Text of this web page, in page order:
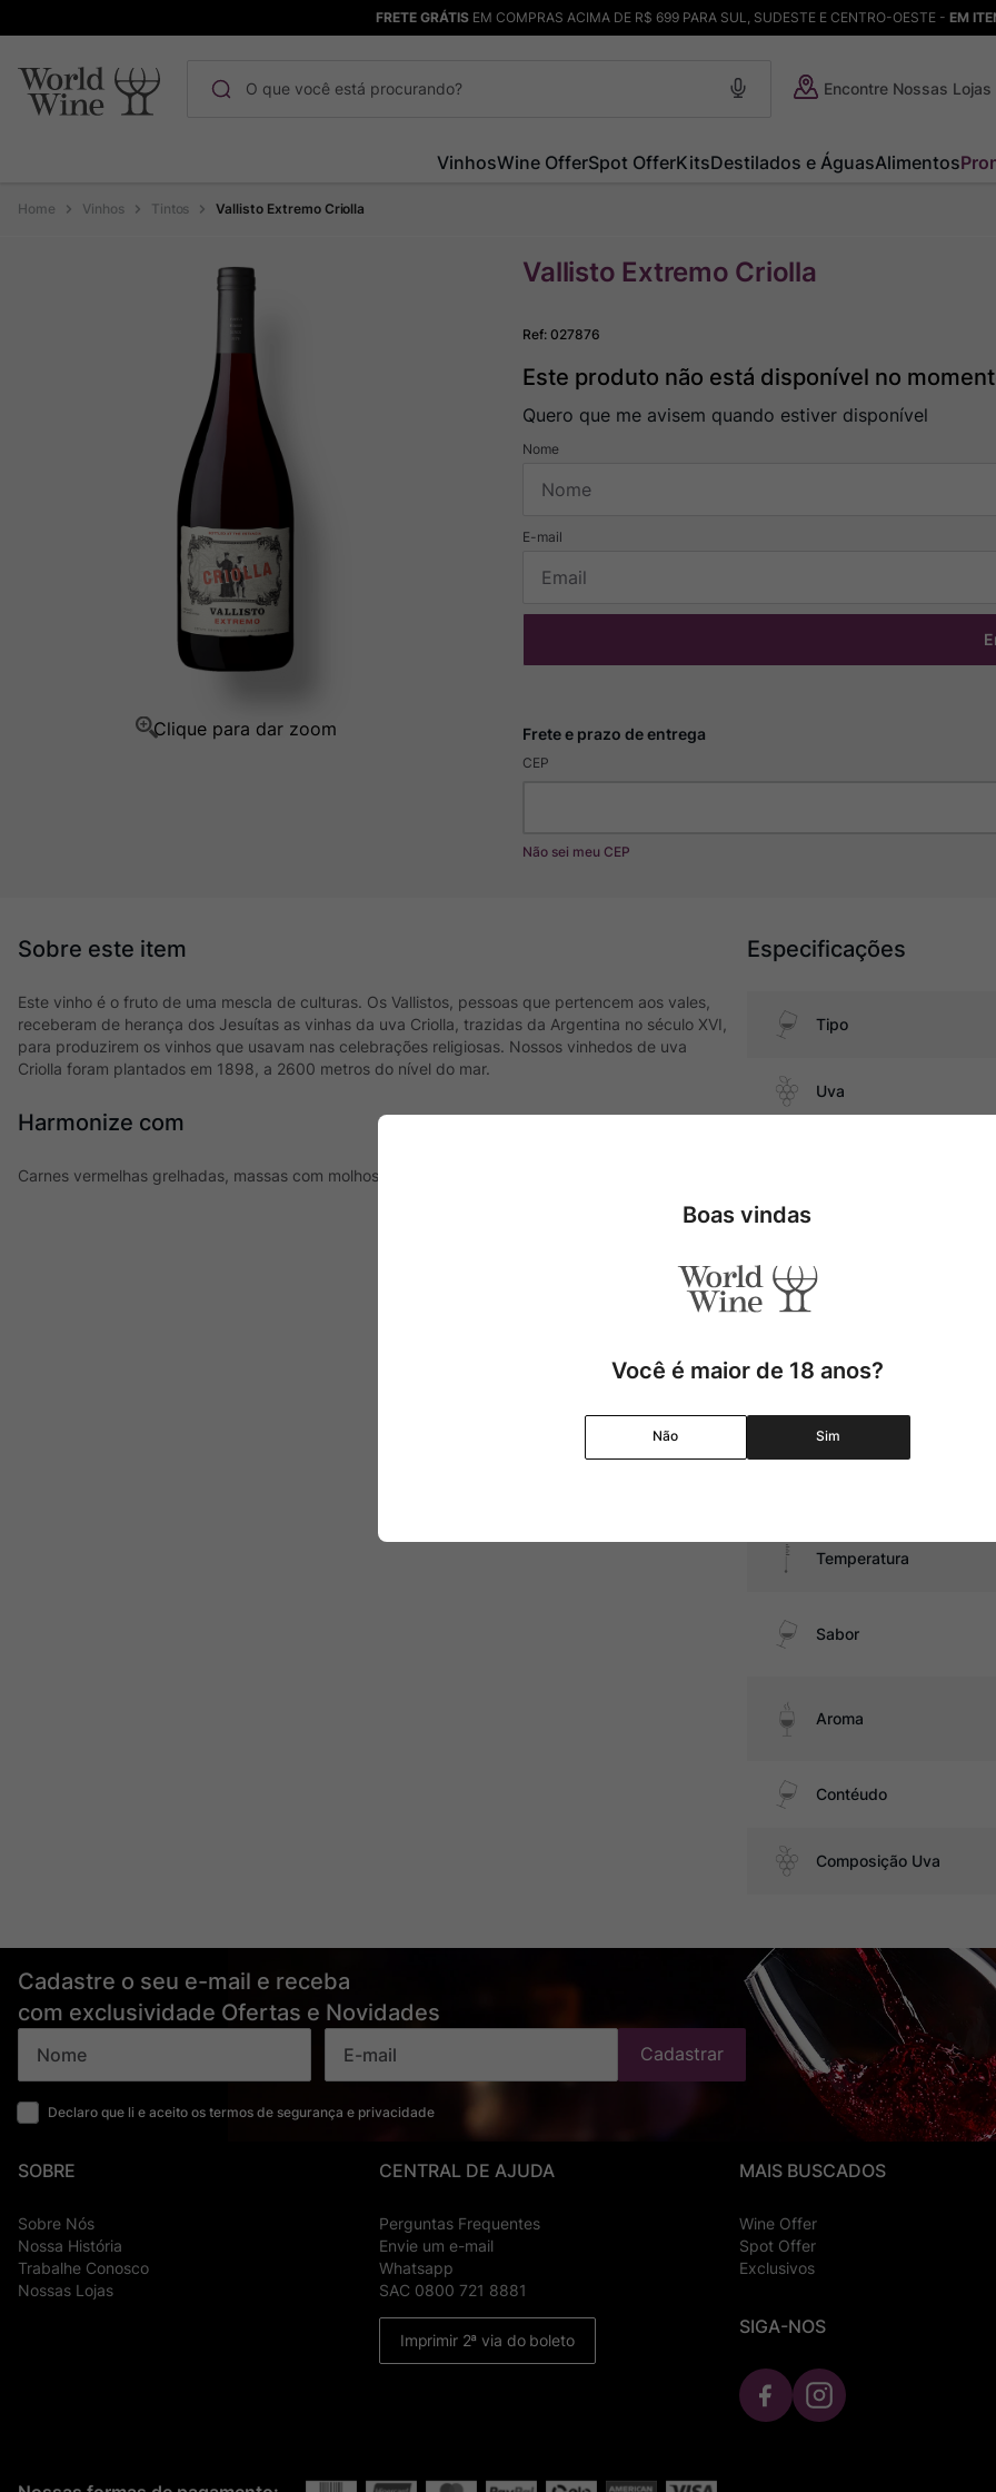
FRETE GRÁTISEM COMPRAS ACIMA DE R$ 699 PARA SUL, SUDESTE E CENTRO-OESTE - EM
Encontre Nossas Lojas
VinhosWine OfferSpot OfferKitsDestilados e ÁguasAlimentos
Vinhos Tintos Vallisto Extremo Criolla
Vallisto Extremo Criolla
Ref:027876
Este produto não está disponível no
Quero que me avisem quando estiver disponível
CEP
Não sei meu CEP
Este vinho é o fruto de uma mescla de culturas. Os Vallistos, pessoas que pertencem aos vales,
receberam de herança dos Jesuítas as vinhas da uva Criolla, trazidas da Argentina no século XVI,
para produzirem os vinhos que usavam nas celebrações religiosas. Nossos vinhedos de uva
Criolla foram plantados em 1898, a 2600 metros do nível do mar.
Harmonize com
Carnes vermelhas grelhadas, massas com molhos de tomate, aves, vegetais e queijos amarelos
Especificações
Tipo
Uva
Temperatura
Sabor
Aroma
Contéudo
Composição Uva
Cadastre o seu e-mail e receba
com exclusividade Ofertas e Novidades
Declaro que li e aceito os termos de segurança e privacidade
Cadastrar
SOBRE
Sobre Nós
Nossa História
Trabalhe Conosco
Nossas Lojas
CENTRAL DE AJUDA
Perguntas Frequentes
Envie um e-mail
Whatsapp
SAC 0800 721 8881
Imprimir 2ª via do boleto
MAIS BUSCADOS
Wine Offer
Spot Offer
Exclusivos
SIGA-NOS
1º Maçanita
Bodega Garzon
Ver Sacrum
Champagne
Boas vindas
Você é maior de 18 anos?
Não Sim